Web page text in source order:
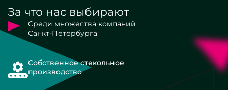
За что нас выбирают
Среди множества компаний
Санкт-Петербурга
Собственное стекольное
производство